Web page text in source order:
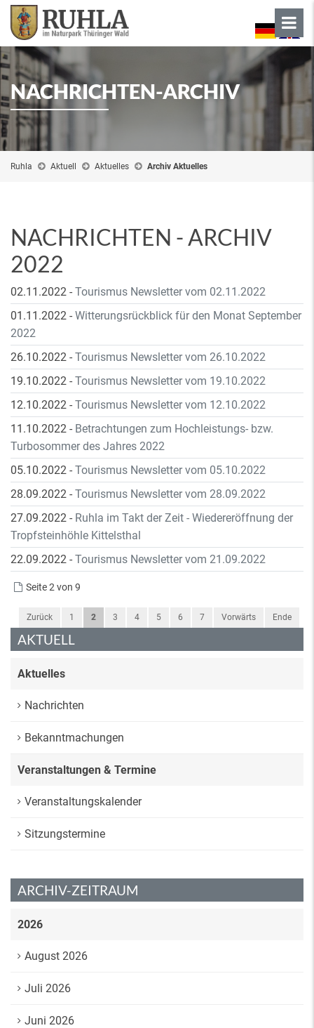
NACHRICHTEN-ARCHIV
Ruhla Aktuell Aktuelles Archiv Aktuelles
NACHRICHTEN - ARCHIV
2022
02.11.2022 - Tourismus Newsletter vom 02.11.2022
01.11.2022 - Witterungsrückblick für den Monat September
2022
26.10.2022 - Tourismus Newsletter vom 26.10.2022
19.10.2022 - Tourismus Newsletter vom 19.10.2022
12.10.2022 - Tourismus Newsletter vom 12.10.2022
11.10.2022 - Betrachtungen zum Hochleistungs- bzw.
Turbosommer des Jahres 2022
05.10.2022 - Tourismus Newsletter vom 05.10.2022
28.09.2022 - Tourismus Newsletter vom 28.09.2022
27.09.2022 - Ruhla im Takt der Zeit - Wiedereröffnung der
Tropfsteinhöhle Kittelsthal
22.09.2022 - Tourismus Newsletter vom 21.09.2022
Seite 2 von 9
Zurück 1 2 3 4 5 6 7 Vorwärts Ende
AKTUELL
Aktuelles
Nachrichten
Bekanntmachungen
Veranstaltungen & Termine
Veranstaltungskalender
Sitzungstermine
ARCHIV-ZEITRAUM
2026
August 2026
Juli 2026
Juni 2026